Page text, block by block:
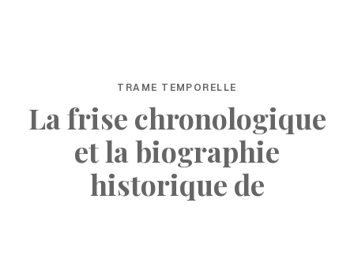
TRAME TEMPORELLE
La frise chronologique
et la biographie
historique de